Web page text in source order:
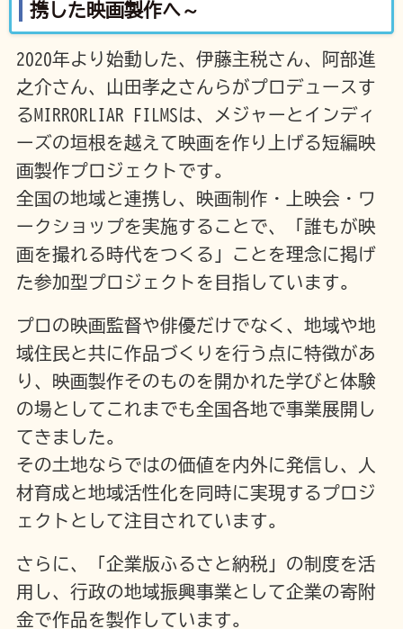
携した映画製作へ～
2020年より始動した、伊藤主税さん、阿部進
之介さん、山田孝之さんらがプロデュースす
るMIRRORLIAR FILMSは、メジャーとインディ
ーズの垣根を越えて映画を作り上げる短編映
画製作プロジェクトです。
全国の地域と連携し、映画制作・上映会・ワ
ークショップを実施することで、「誰もが映
画を撮れる時代をつくる」ことを理念に掲げ
た参加型プロジェクトを目指しています。
プロの映画監督や俳優だけでなく、地域や地
域住民と共に作品づくりを行う点に特徴があ
り、映画製作そのものを開かれた学びと体験
の場としてこれまでも全国各地で事業展開し
てきました。
その土地ならではの価値を内外に発信し、人
材育成と地域活性化を同時に実現するプロジ
ェクトとして注目されています。
さらに、「企業版ふるさと納税」の制度を活
用し、行政の地域振興事業として企業の寄附
金で作品を製作しています。